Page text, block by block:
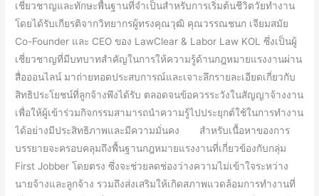
เชี่ยวชาญและทักษะพื้นฐานที่จำเป็นสำหรับการเริ่มต้นชีวิตวัยทำงาน
โดยได้รับเกียรติจากวิทยากรผู้ทรงคุณวุฒิ คุณวรรณชนก เจียมสมัย
Co-Founder และ CEO ของ LawClear & Labor Law KOL ซึ่งเป็นผู้
เชี่ยวชาญที่มีบทบาทสำคัญในการให้ความรู้ด้านกฎหมายแรงงานผ่าน
สื่อออนไลน์ มาถ่ายทอดประสบการณ์และเจาะลึกรายละเอียดเกี่ยวกับ
สิทธิประโยชน์ที่ลูกจ้างพึงได้รับ ตลอดจนข้อควรระวังในสัญญาจ้างงาน
เพื่อให้ผู้เข้าร่วมกิจกรรมสามารถนำความรู้ไปประยุกต์ใช้ในการทำงาน
ได้อย่างมีประสิทธิภาพและมีความมั่นคง สำหรับเนื้อหาของการ
บรรยายจะครอบคลุมถึงพื้นฐานกฎหมายแรงงานที่เกี่ยวข้องกับกลุ่ม
First Jobber โดยตรง ซึ่งจะช่วยลดช่องว่างความไม่เข้าใจระหว่าง
นายจ้างและลูกจ้าง รวมถึงส่งเสริมให้เกิดสภาพแวดล้อมการทำงานที่
“ทำงาน
อย่าง
มั่นใจ
ไม่
พลาด
สิทธิ”